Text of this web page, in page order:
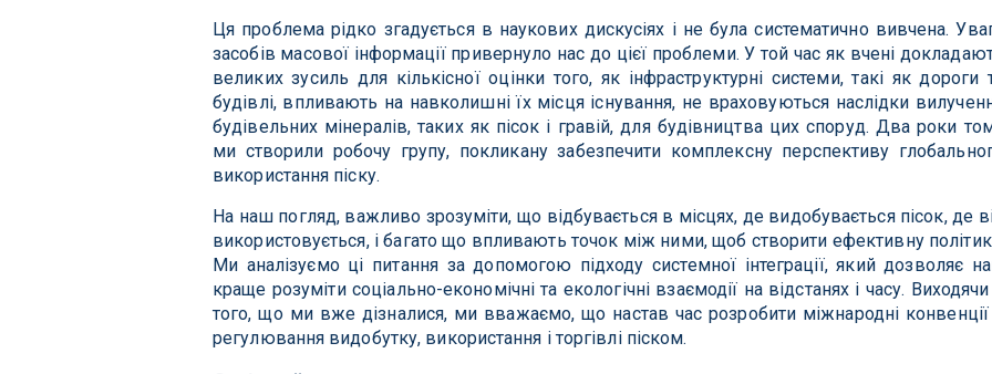
Ця проблема рідко згадується в наукових дискусіях і не була систематично вивчена.
засобів масової інформації привернуло нас до цієї проблеми. У той час як вчені
великих зусиль для кількісної оцінки того, як інфраструктурні системи, такі як дороги
будівлі, впливають на навколишні їх місця існування, не враховуються наслідки
будівельних мінералів, таких як пісок і гравій, для будівництва цих споруд. Два роки
ми створили робочу групу, покликану забезпечити комплексну перспективу
використання піску.
На наш погляд, важливо зрозуміти, що відбувається в місцях, де видобувається пісок, де
використовується, і багато що впливають точок між ними, щоб створити ефективну
Ми аналізуємо ці питання за допомогою підходу системної інтеграції, який дозволяє
краще розуміти соціально-економічні та екологічні взаємодії на відстанях і часу.
того, що ми вже дізналися, ми вважаємо, що настав час розробити міжнародні конвенції
регулювання видобутку, використання і торгівлі піском.